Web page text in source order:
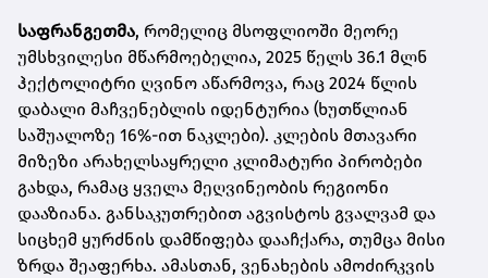
საფრანგეთმა, რომელიც მსოფლიოში მეორე
უმსხვილესი მწარმოებელია, 2025 წელს 36.1 მლნ
ჰექტოლიტრი ღვინო აწარმოვა, რაც 2024 წლის
დაბალი მაჩვენებლის იდენტურია (ხუთწლიან
საშუალოზე 16%-ით ნაკლები). კლების მთავარი
მიზეზი არახელსაყრელი კლიმატური პირობები
გახდა, რამაც ყველა მეღვინეობის რეგიონი
დააზიანა. განსაკუთრებით აგვისტოს გვალვამ და
სიცხემ ყურძნის დამწიფება დააჩქარა, თუმცა მისი
ზრდა შეაფერხა. ამასთან, ვენახების ამოძირკვის